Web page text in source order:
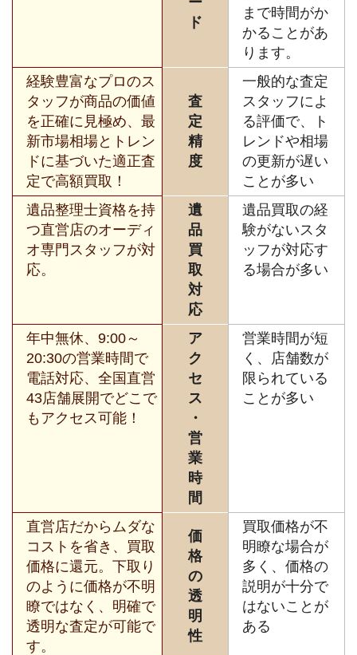
ド
まで時間がか
かることがあ
ります。
経験豊富なプロのス
タッフが商品の価値
を正確に見極め、最
新市場相場とトレン
ドに基づいた適正査
定で高額買取！
査
定
精
度
一般的な査定
スタッフによ
る評価で、ト
レンドや相場
の更新が遅い
ことが多い
遺品整理士資格を持
つ直営店のオーディ
オ専門スタッフが対
応。
遺
品
買
取
対
応
遺品買取の経
験がないスタ
ッフが対応す
る場合が多い
年中無休、9:00～
20:30の営業時間で
電話対応、全国直営
43店舗展開でどこで
もアクセス可能！
ア
ク
セ
ス
・
営
業
時
間
営業時間が短
く、店舗数が
限られている
ことが多い
直営店だからムダな
コストを省き、買取
価格に還元。下取り
のように価格が不明
瞭ではなく、明確で
透明な査定が可能で
す。
価
格
の
透
明
性
買取価格が不
明瞭な場合が
多く、価格の
説明が十分で
はないことが
ある